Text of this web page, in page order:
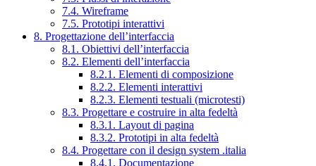
7.4. Wireframe
7.5. Prototipi interattivi
8. Progettazione dell’interfaccia
8.1. Obiettivi dell’interfaccia
8.2. Elementi dell’interfaccia
8.2.1. Elementi di composizione
8.2.2. Elementi interattivi
8.2.3. Elementi testuali (microtesti)
8.3. Progettare e costruire in alta fedeltà
8.3.1. Layout di pagina
8.3.2. Prototipi in alta fedeltà
8.4. Progettare con il design system .italia
8.4.1. Documentazione